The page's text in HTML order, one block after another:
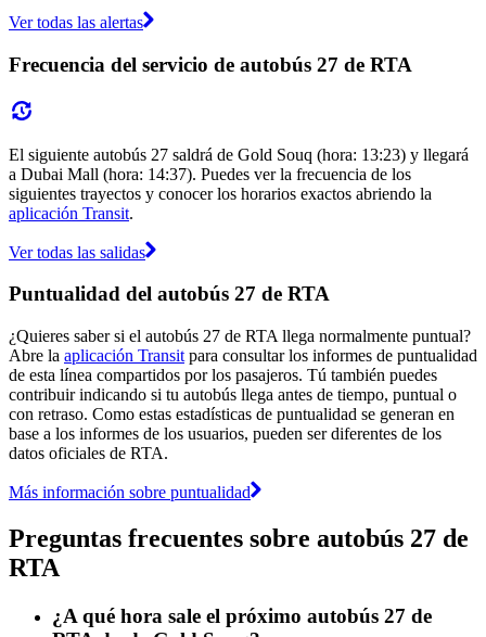
Ver todas las alertas
Frecuencia del servicio de autobús 27 de RTA
El siguiente autobús 27 saldrá de Gold Souq (hora: 13:23) y llegará
a Dubai Mall (hora: 14:37). Puedes ver la frecuencia de los
siguientes trayectos y conocer los horarios exactos abriendo la
aplicación Transit.
Ver todas las salidas
Puntualidad del autobús 27 de RTA
¿Quieres saber si el autobús 27 de RTA llega normalmente puntual?
Abre la aplicación Transit para consultar los informes de puntualidad
de esta línea compartidos por los pasajeros. Tú también puedes
contribuir indicando si tu autobús llega antes de tiempo, puntual o
con retraso. Como estas estadísticas de puntualidad se generan en
base a los informes de los usuarios, pueden ser diferentes de los
datos oficiales de RTA.
Más información sobre puntualidad
Preguntas frecuentes sobre autobús 27 de
RTA
¿A qué hora sale el próximo autobús 27 de